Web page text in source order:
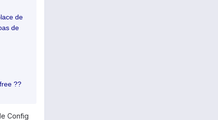
de
de
??
Config